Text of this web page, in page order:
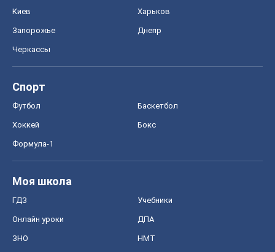
Киев Харьков
Запорожье Днепр
Черкассы
Спорт
Футбол Баскетбол
Хоккей Бокс
Формула-1
Моя школа
ГДЗ Учебники
Онлайн уроки ДПА
ЗНО НМТ